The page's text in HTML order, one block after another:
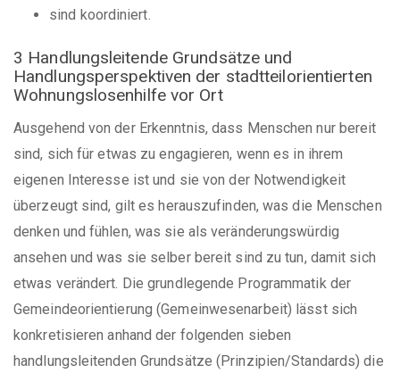
sind koordiniert.
3 Handlungsleitende Grundsätze und
Handlungsperspektiven der stadtteilorientierten
Wohnungslosenhilfe vor Ort
Ausgehend von der Erkenntnis, dass Menschen nur bereit
sind, sich für etwas zu engagieren, wenn es in ihrem
eigenen Interesse ist und sie von der Notwendigkeit
überzeugt sind, gilt es herauszufinden, was die Menschen
denken und fühlen, was sie als veränderungswürdig
ansehen und was sie selber bereit sind zu tun, damit sich
etwas verändert. Die grundlegende Programmatik der
Gemeindeorientierung (Gemeinwesenarbeit) lässt sich
konkretisieren anhand der folgenden sieben
handlungsleitenden Grundsätze (Prinzipien/Standards) die